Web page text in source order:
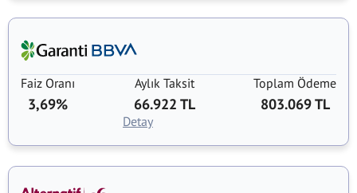
Faiz Oranı
3,69%
Aylık Taksit
66.922 TL
Toplam Ödeme
803.069 TL
Detay